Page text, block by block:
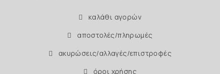
καλάθι αγορών
αποστολές/πληρωμές
ακυρώσεις/αλλαγές/επιστροφές
όροι χρήσης